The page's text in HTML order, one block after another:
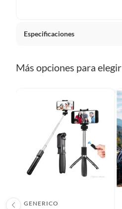
Especificaciones
Material
Modelo
Más opciones para elegir
GENERICO